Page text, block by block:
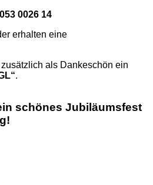
0026 14
erhalten eine
als Dankeschön ein
.
schönes Jubiläumsfest